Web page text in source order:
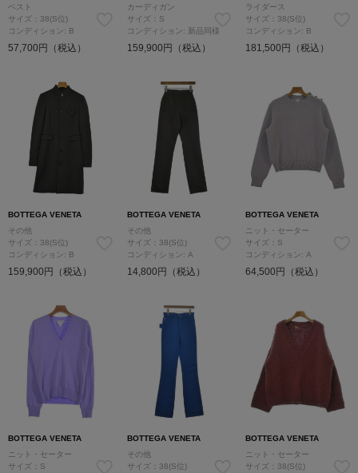
ベスト
サイズ：38(S位)
コンディション: B
57,700円（税込）
カーディガン
サイズ：S
コンディション: 新品同様
159,900円（税込）
ライダース
サイズ：38(S位)
コンディション: B
181,500円（税込）
BOTTEGA VENETA
その他
サイズ：38(S位)
コンディション: B
159,900円（税込）
BOTTEGA VENETA
その他
サイズ：38(S位)
コンディション: A
14,800円（税込）
BOTTEGA VENETA
ニット・セーター
サイズ：S
コンディション: A
64,500円（税込）
BOTTEGA VENETA
ニット・セーター
サイズ：S
BOTTEGA VENETA
その他
サイズ：38(S位)
BOTTEGA VENETA
ニット・セーター
サイズ：38(S位)